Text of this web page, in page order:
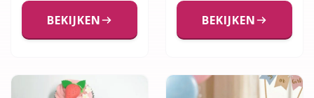
BEKIJKEN BEKIJKEN